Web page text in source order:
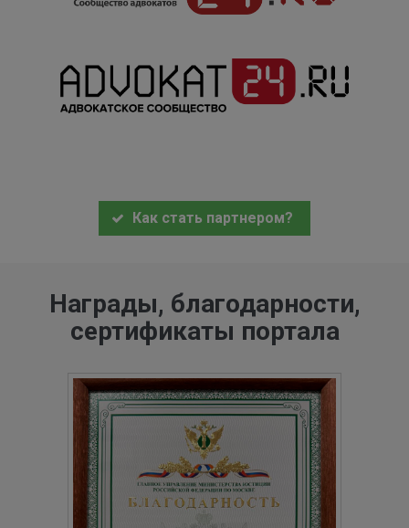
Как стать партнером?
Награды, благодарности,
сертификаты портала